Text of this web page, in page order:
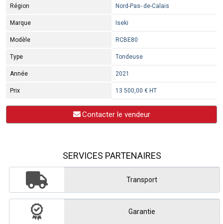
Région Nord-Pas- de-Calais
Marque Iseki
Modèle RCBE80
Type Tondeuse
Année 2021
Prix 13 500,00 € HT
Contacter le vendeur
SERVICES PARTENAIRES
Transport
Garantie